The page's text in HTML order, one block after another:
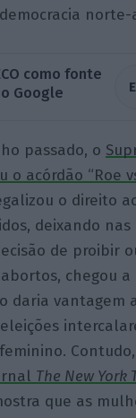
norte-
como fonte
Google
passado, o
o acórdão “Roe
o direito
deixando nas
de proibir
chegou a
daria vantagem
The New York
que as